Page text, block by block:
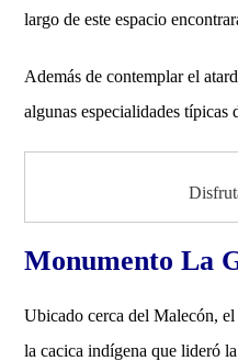
largo de este espacio
Además de contemplar el
algunas especialidades típicas
Monumento La
Ubicado cerca del Malecón,
la cacica indígena que lideró